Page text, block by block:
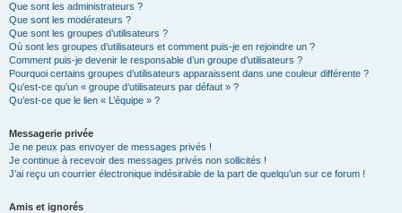
Que sont les administrateurs ?
Que sont les modérateurs ?
Que sont les groupes d’utilisateurs ?
Où sont les groupes d’utilisateurs et comment puis-je en rejoindre un ?
Comment puis-je devenir le responsable d’un groupe d’utilisateurs ?
Pourquoi certains groupes d’utilisateurs apparaissent dans une couleur différente ?
Qu’est-ce qu’un « groupe d’utilisateurs par défaut » ?
Qu’est-ce que le lien « L’équipe » ?
Messagerie privée
Je ne peux pas envoyer de messages privés !
Je continue à recevoir des messages privés non sollicités !
J’ai reçu un courrier électronique indésirable de la part de quelqu’un sur ce forum !
Amis et ignorés